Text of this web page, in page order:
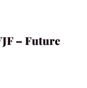
– Future